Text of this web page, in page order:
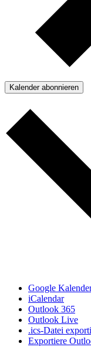
Kalender abonnieren
Google
iCalendar
Outlook 365
Outlook Live
.ics-Datei
Exportiere